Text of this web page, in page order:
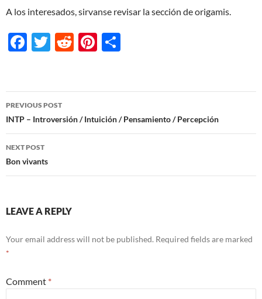
A los interesados, sirvanse revisar la sección de origamis.
F
b
o
o
k
T
er
R
di
t
Pi
es
t
e
Post
navigation
PREVIOUS POST
INTP – Introversión / Intuición / Pensamiento / Percepción
NEXT POST
Bon vivants
LEAVE A REPLY
Your email address will not be published. Required fields are marked
*
Comment *